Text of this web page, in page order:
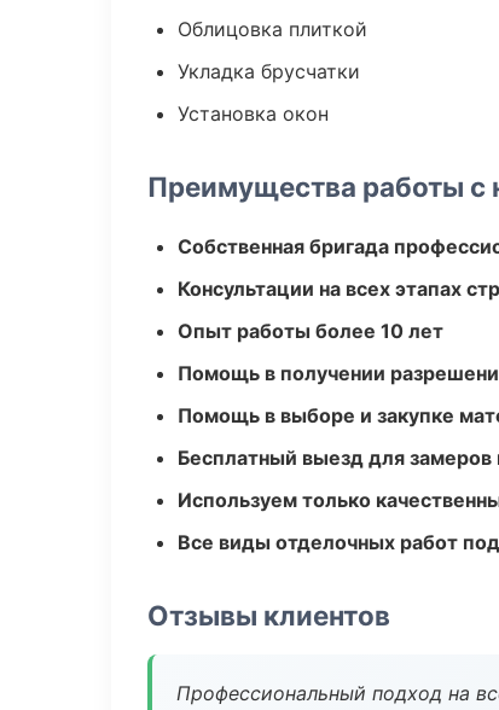
Облицовка плиткой
Укладка брусчатки
Установка окон
Преимущества работы с
Собственная бригада
Консультации на всех этапах
Опыт работы более 10 лет
Помощь в получении
Помощь в выборе и закупке
Бесплатный выезд для замеров
Используем только
Все виды отделочных работ
Отзывы клиентов
Профессиональный подход на